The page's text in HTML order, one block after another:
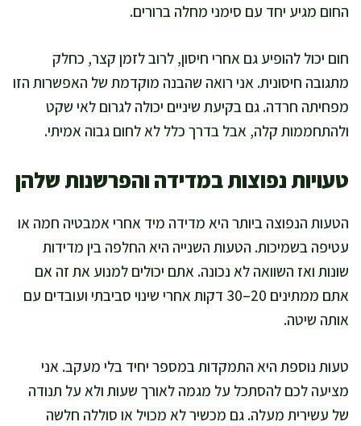
החום מגיע יחד עם סימני מחלה ברורים.
חום יכול להופיע גם אחרי חיסון, לרוב לזמן קצר, כחלק
מתגובה חיסונית. אני רואה שהבנה מוקדמת של האפשרות הזו
מפחיתה חרדה. גם בקיעת שיניים יכולה לגרום לאי שקט
ולהתחממות קלה, אבל בדרך כלל לא לחום גבוה אמיתי.
טעויות נפוצות במדידה והפרשנות שלהן
הטעות הנפוצה ביותר היא מדידה מיד אחרי אמבטיה חמה או
עטיפה בשמיכות. הטעות השנייה היא החלפה בין מדידות
שונות ואז השוואה לא נכונה. אתם יכולים למנוע את זה אם
אתם ממתינים 20–30 דקות אחרי שינוי סביבתי ועובדים עם
אותה שיטה.
טעות נוספת היא התמקדות במספר יחיד בלי מעקב. אני
מציעה לכם להסתכל על מגמה לאורך שעות ולא על תנודה
של עשירית מעלה. גם מכשיר לא מכויל או סוללה חלשה